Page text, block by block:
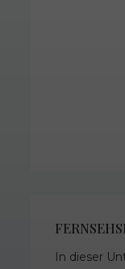
In dieser